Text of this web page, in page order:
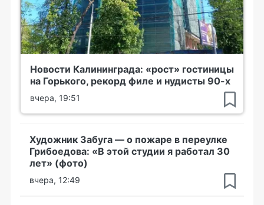
Новости Калининграда: «рост» гостиницы
на Горького, рекорд филе и нудисты 90-х
вчера, 19:51
Художник Забуга — о пожаре в переулке
Грибоедова: «В этой студии я работал 30
лет» (фото)
вчера, 12:49